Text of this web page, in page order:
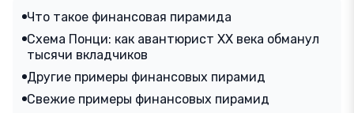
Что такое финансовая пирамида
Схема Понци: как авантюрист XX века обманул
тысячи вкладчиков
Другие примеры финансовых пирамид
Свежие примеры финансовых пирамид